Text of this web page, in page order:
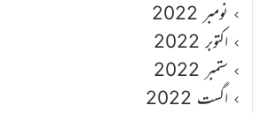
نومبر 2022
اکتوبر 2022
ستمبر 2022
اگست 2022